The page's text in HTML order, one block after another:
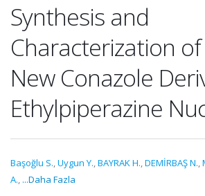
Synthesis and
Characterization
New Conazole
Ethylpiperazine
Başoğlu S.,Uygun Y.,BAYRAK H.,DEMİRBAŞ N.,
A., ...Daha Fazla